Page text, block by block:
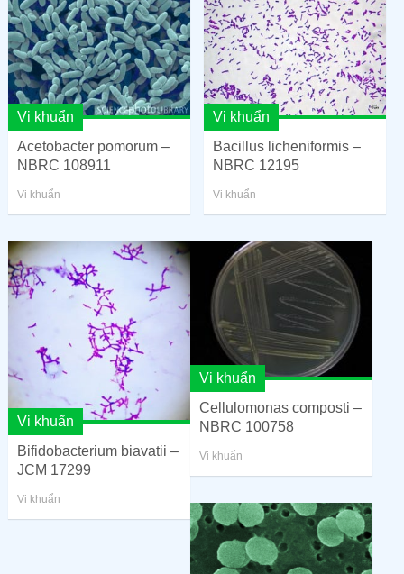
Vi khuẩn
Acetobacter pomorum –
NBRC 108911
Vi khuẩn
Vi khuẩn
Bacillus licheniformis –
NBRC 12195
Vi khuẩn
Vi khuẩn
Bifidobacterium biavatii –
JCM 17299
Vi khuẩn
Vi khuẩn
Cellulomonas composti –
NBRC 100758
Vi khuẩn